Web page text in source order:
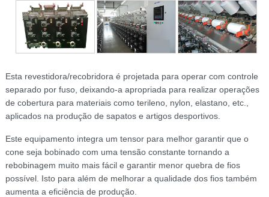
Esta revestidora/recobridora é projetada para operar com controle
separado por fuso, deixando-a apropriada para realizar operações
de cobertura para materiais como terileno, nylon, elastano, etc.,
aplicados na produção de sapatos e artigos desportivos.
Este equipamento integra um tensor para melhor garantir que o
cone seja bobinado com uma tensão constante tornando a
rebobinagem muito mais fácil e garantir menor quebra de fios
possível. Isto para além de melhorar a qualidade dos fios também
aumenta a eficiência de produção.